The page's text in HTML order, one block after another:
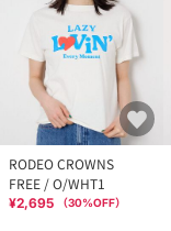
RODEO CROWNS
FREE / O/WHT1
¥2,695 （30%OFF）